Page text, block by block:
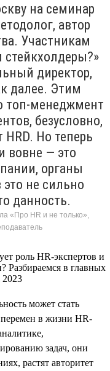
на семинар
автор
Участникам
стейкхолдеры?»
директор,
далее. Этим
топ-менеджмент
безусловно,
HRD. Но теперь
вовне — это
органы
не сильно
данность.
«Про HR и не только»,
может стать
в жизни HR-
задач, они
растят авторитет